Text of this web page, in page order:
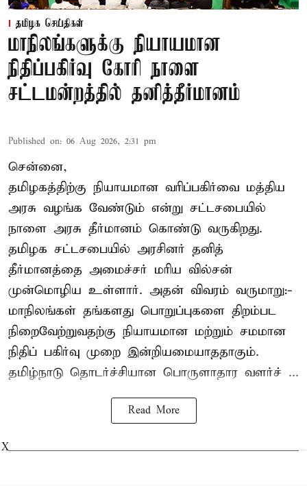
தமிழக செய்திகள்
மாநிலங்களுக்கு நியாயமான
நிதிப்பகிர்வு கோரி நாளை
சட்டமன்றத்தில் தனித்தீர்மானம்
Published on: 06 Aug 2026, 2:31 pm
சென்னை,
தமிழகத்திற்கு நியாயமான வரிப்பகிர்வை மத்திய
அரசு வழங்க வேண்டும் என்று சட்டசபையில்
நாளை அரசு தீர்மானம் கொண்டு வருகிறது.
தமிழக சட்டசபையில் அரசினர் தனித்
தீர்மானத்தை அமைச்சர் மரிய வில்சன்
முன்மொழிய உள்ளார். அதன் விவரம் வருமாறு:-
மாநிலங்கள் தங்களது பொறுப்புகளை திறம்பட
நிறைவேற்றுவதற்கு நியாயமான மற்றும் சமமான
நிதிப் பகிர்வு முறை இன்றியமையாததாகும்.
தமிழ்நாடு தொடர்ச்சியான பொருளாதார வளர்ச் ...
Read More
X